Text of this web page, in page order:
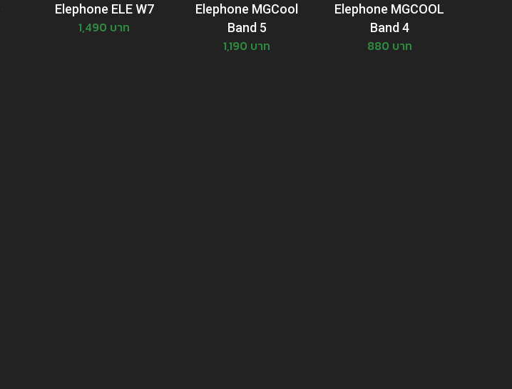
Elephone ELE W7
1,490 บาท
Elephone MGCool
Band 5
1,190 บาท
Elephone MGCOOL
Band 4
880 บาท